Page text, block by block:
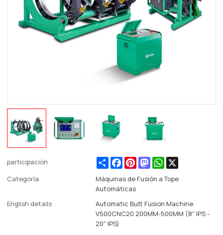
participación ShareFacebook
PinterestMastodonWhatsApp
Categoría
Máquinas de Fusión a Tope
Automáticas
English details
Automatic Butt Fusion Machine
V500CNC20 200MM-500MM (8" IPS -
20" IPS)